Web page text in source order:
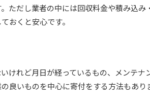
ただし業者の中には回収料金や積み込
おくと安心です。
けれど月日が経っているもの、メンテ
良いものを中心に寄付をする方法もあり